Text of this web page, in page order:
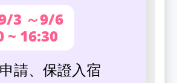
3 ～9/6
~ 16:30
請、保證入宿